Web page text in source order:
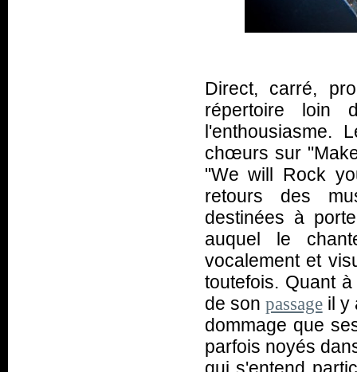
Direct, carré,
répertoire loin
l'enthousiasme.
chœurs sur
"We will Rock
retours des
destinées à
auquel le
vocalement et
toutefois. Quant
de son passageil y
dommage que
parfois noyés